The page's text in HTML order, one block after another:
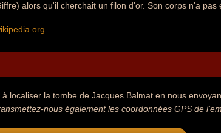
alors qu'il cherchait un filon d'or. Son corps n'a pas
à localiser la tombe de Jacques Balmat en nous
nous également les coordonnées GPS de